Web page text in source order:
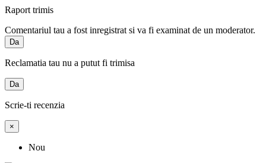
Raport trimis
Comentariul tau a fost inregistrat si va fi examinat de un moderator.
Da
Reclamatia tau nu a putut fi trimisa
Da
Scrie-ti recenzia
×
Nou